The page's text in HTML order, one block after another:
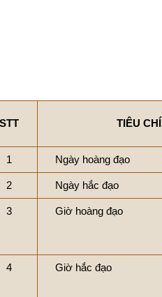
STT TIÊU CHÍ
1 Ngày hoàng đạo
2 Ngày hắc đạo
3 Giờ hoàng đạo
4 Giờ hắc đạo